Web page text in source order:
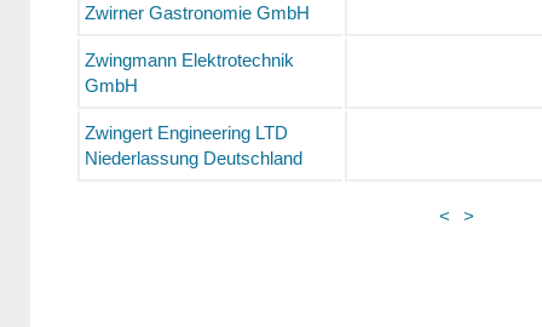
Zwirner Gastronomie GmbH
Zwingmann Elektrotechnik
GmbH
Zwingert Engineering LTD
Niederlassung Deutschland
< >